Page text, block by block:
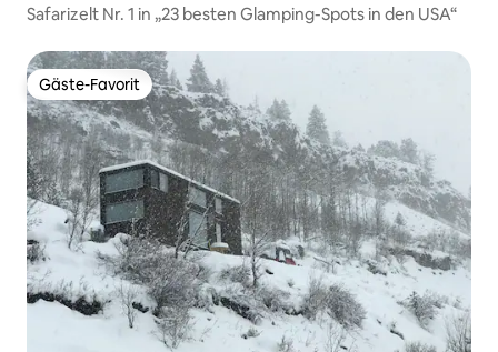
Safarizelt Nr. 1 in „23 besten Glamping-Spots in den USA“
Gäste-Favorit
Gäste-Favorit